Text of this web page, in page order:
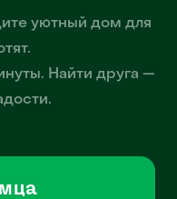
уютный дом для
Найти друга —